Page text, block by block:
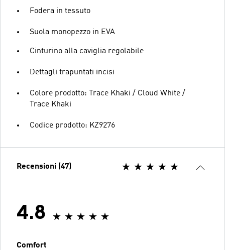
Fodera in tessuto
Suola monopezzo in EVA
Cinturino alla caviglia regolabile
Dettagli trapuntati incisi
Colore prodotto: Trace Khaki / Cloud White /
Trace Khaki
Codice prodotto: KZ9276
Recensioni (47)
4.8
Comfort